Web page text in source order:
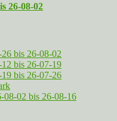
26-08-02
bis 26-08-02
bis 26-07-19
bis 26-07-26
08-02 bis 26-08-16